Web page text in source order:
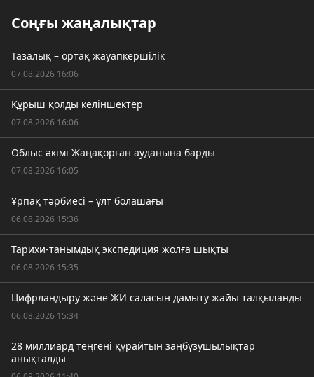
Соңғы жаңалықтар
Тазалық – ортақ жауапкершілік
07.08.2026 16:06
Құрыш қолды келіншектер
07.08.2026 16:06
Облыс әкімі Жаңақорған ауданына барды
07.08.2026 16:05
Ұрпақ тәрбиесі – ұлт болашағы
06.08.2026 15:36
Тарихи-танымдық экспедиция жолға шықты
06.08.2026 15:35
Цифрландыру және ЖИ саласын дамыту жайы талқыланды
06.08.2026 15:34
28 миллиард теңгені құрайтын заңбұзушылықтар
анықталды